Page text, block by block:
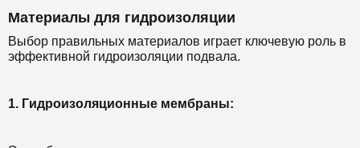
Материалы для гидроизоляции
Выбор правильных материалов играет ключевую роль в
эффективной гидроизоляции подвала.
1. Гидроизоляционные мембраны: